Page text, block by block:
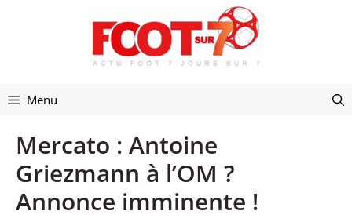
Menu
Mercato : Antoine
Griezmann à l’OM ?
Annonce imminente !